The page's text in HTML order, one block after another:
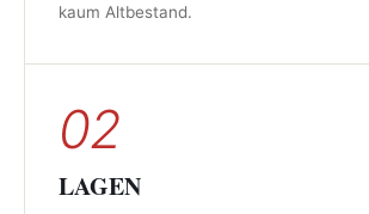
kaum Altbestand.
02
LAGEN